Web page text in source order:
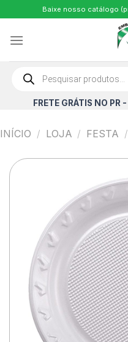
to
content
Baixe nosso catálogo
produtos
FRETE GRÁTIS NO
INÍCIO / LOJA / FESTA /